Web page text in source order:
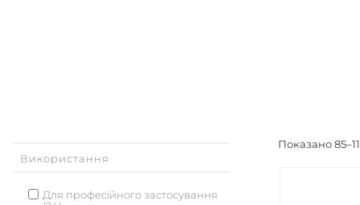
Використання
Для професійного застосування
Показано85–